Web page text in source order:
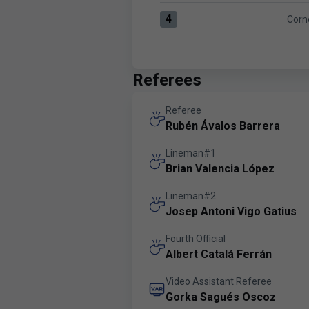
Corners:CD Tenerife 4 versus
4
Referees
Referee
Rubén Ávalos Barrera
Lineman#1
Brian Valencia López
Lineman#2
Josep Antoni Vigo Gatius
Fourth Official
Albert Catalá Ferrán
Video Assistant Referee
Gorka Sagués Oscoz